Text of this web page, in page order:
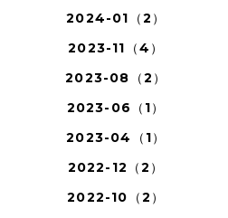
2024-01（2）
2023-11（4）
2023-08（2）
2023-06（1）
2023-04（1）
2022-12（2）
2022-10（2）